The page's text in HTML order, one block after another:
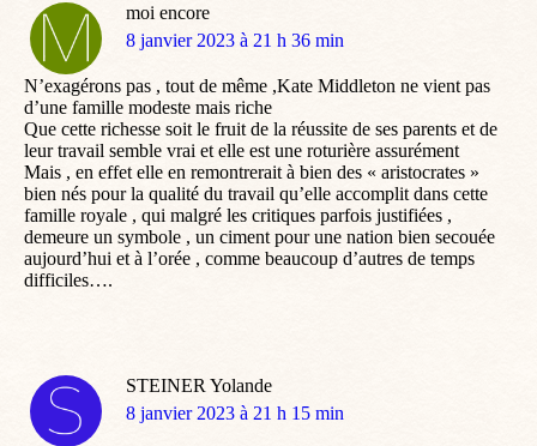
moi encore
dit
8 janvier 2023 à 21 h 36 min
N’exagérons pas , tout de même ,Kate Middleton ne vient pas
d’une famille modeste mais riche
Que cette richesse soit le fruit de la réussite de ses parents et de
leur travail semble vrai et elle est une roturière assurément
Mais , en effet elle en remontrerait à bien des « aristocrates »
bien nés pour la qualité du travail qu’elle accomplit dans cette
famille royale , qui malgré les critiques parfois justifiées ,
demeure un symbole , un ciment pour une nation bien secouée
aujourd’hui et à l’orée , comme beaucoup d’autres de temps
difficiles….
STEINER Yolande
dit
8 janvier 2023 à 21 h 15 min